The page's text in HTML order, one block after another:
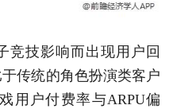
竞技影响而出现用户回
传统的角色扮演类客户
用户付费率与ARPU偏